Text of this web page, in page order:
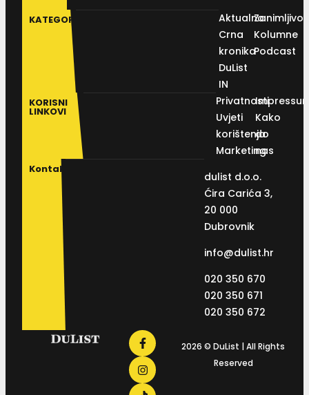
KATEGORIJE
Aktualno
Crna
kronika
DuList
IN
Kolumne
Podcast
KORISNI
LINKOVI
Privatnosti
Uvjeti
korištenja
Marketing
Kako
do
nas
Kontakt
dulist d.o.o.
Ćira Carića 3,
20 000
Dubrovnik
info@dulist.hr
020 350 670
020 350 671
020 350 672
2026 © DuList | All Rights
Reserved